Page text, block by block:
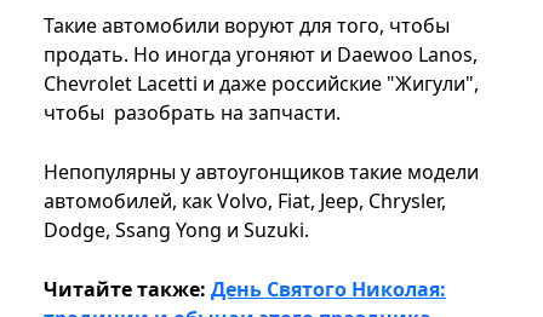
Такие автомобили воруют для того, чтобы
продать. Но иногда угоняют и Daewoo Lanos,
Chevrolet Lacetti и даже российские "Жигули",
чтобы разобрать на запчасти.
Непопулярны у автоугонщиков такие модели
автомобилей, как Volvo, Fiat, Jeep, Chrysler,
Dodge, Ssang Yong и Suzuki.
Читайте также: День Святого Николая: